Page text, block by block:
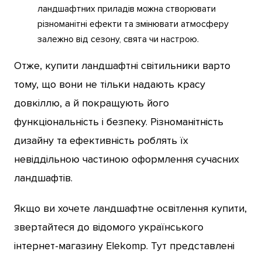
ландшафтних приладів можна створювати
різноманітні ефекти та змінювати атмосферу
залежно від сезону, свята чи настрою.
Отже, купити ландшафтні світильники варто
тому, що вони не тільки надають красу
довкіллю, а й покращують його
функціональність і безпеку. Різноманітність
дизайну та ефективність роблять їх
невіддільною частиною оформлення сучасних
ландшафтів.
Якщо ви хочете ландшафтне освітлення купити,
звертайтеся до відомого українського
інтернет-магазину Elekomp. Тут представлені